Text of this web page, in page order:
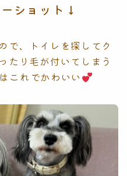
ショット↓
で、トイレを探してク
たり毛が付いてしまう
これでかわいい